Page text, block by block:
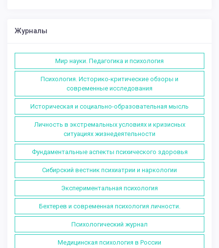
Журналы
Мир науки. Педагогика и психология
Психология. Историко-критические обзоры и
современные исследования
Историческая и социально-образовательная мысль
Личность в экстремальных условиях и кризисных
ситуациях жизнедеятельности
Фундаментальные аспекты психического здоровья
Сибирский вестник психиатрии и наркологии
Экспериментальная психология
Бехтерев и современная психология личности.
Психологический журнал
Медицинская психология в России